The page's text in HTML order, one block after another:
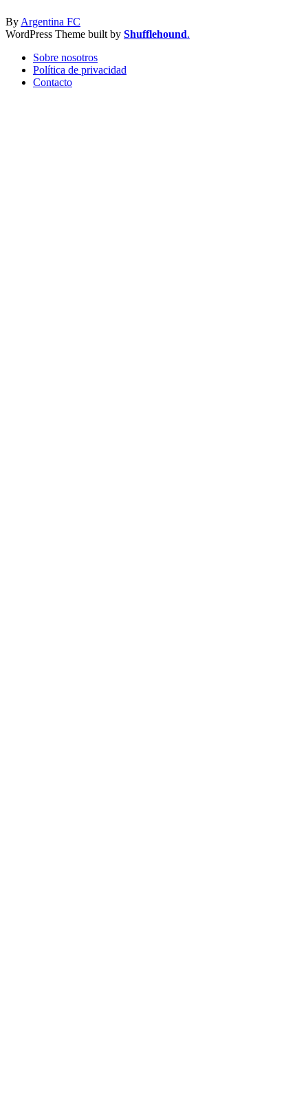
ByArgentina FC
WordPress Theme built by Shufflehound.
Sobre nosotros
Política de privacidad
Contacto